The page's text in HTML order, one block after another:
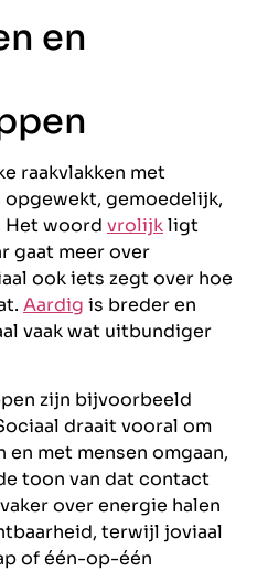
en
raakvlakken met
gemoedelijk,
Het woord vrolijkligt
gaat meer over
ook iets zegt over hoe
Aardig is breder en
vaak wat uitbundiger
zijn bijvoorbeeld
draait vooral om
met mensen omgaan,
toon van dat contact
over energie halen
terwijl joviaal
of één-op-één